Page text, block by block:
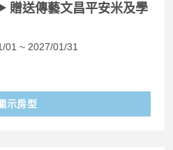
贈送傳藝文昌平安米及學
01 ~ 2027/01/31
示房型